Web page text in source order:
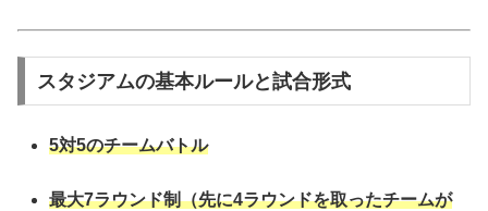
スタジアムの基本ルールと試合形式
5対5のチームバトル
最大7ラウンド制（先に4ラウンドを取ったチームが